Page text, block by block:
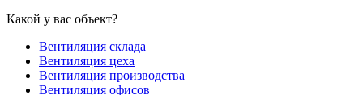
Какой у вас объект?
Вентиляция склада
Вентиляция цеха
Вентиляция производства
Вентиляция офисов